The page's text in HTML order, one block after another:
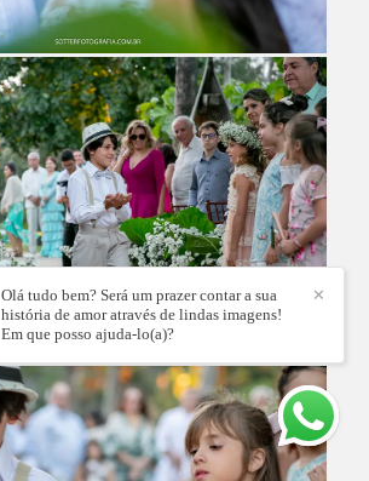
✕
Olá tudo bem? Será um prazer contar a sua
história de amor através de lindas imagens!
Em que posso ajuda-lo(a)?